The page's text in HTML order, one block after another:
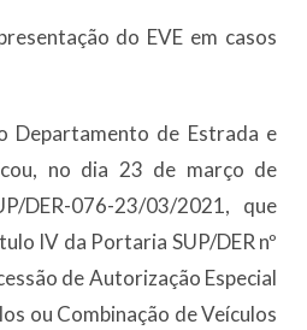
do EVE em casos
Departamento de Estrada e
no dia 23 de março de
DER-076-23/03/2021, que
IV da Portaria SUP/DER nº
de Autorização Especial
ou Combinação de Veículos